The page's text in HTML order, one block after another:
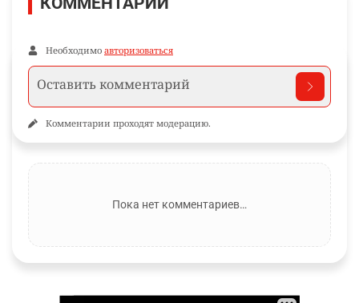
Необходимо авторизоваться
Комментарии проходят модерацию.
Пока нет комментариев…